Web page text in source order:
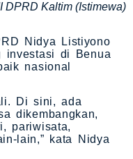
DPRD Kaltim (Istimewa)
Nidya Listiyono
investasi di Benua
nasional
Di sini, ada
dikembangkan,
pariwisata,
lain,” kata Nidya